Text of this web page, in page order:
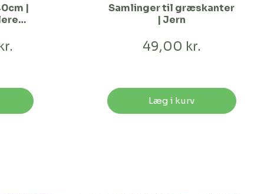
|
Samlinger til græskanter
| Jern
49,00 kr.
Læg i kurv